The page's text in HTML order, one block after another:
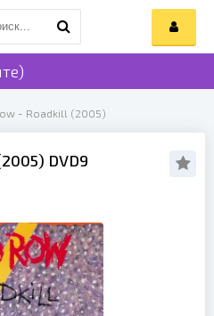
- Roadkill (2005)
2005) DVD9